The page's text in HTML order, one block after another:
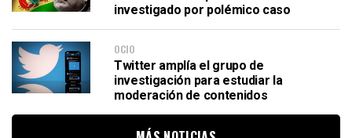
investigado por polémico caso
OCIO
Twitter amplía el grupo de
investigación para estudiar la
moderación de contenidos